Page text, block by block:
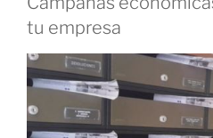
tu empresa